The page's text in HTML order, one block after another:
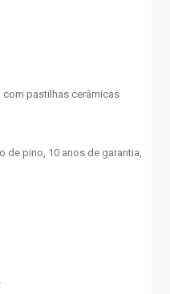
com pastilhas cerâmicas
de pino, 10 anos de garantia,